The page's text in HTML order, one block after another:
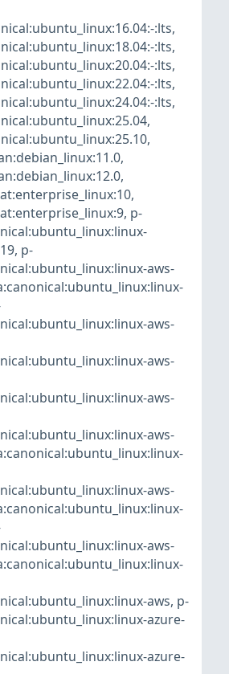
:lts,
:lts,
:lts,
:lts,
:lts,
,
,
,
,
,
, p-
, p-
aws-
aws-
aws-
aws-
aws-
aws-
aws-
aws, p-
azure-
azure-